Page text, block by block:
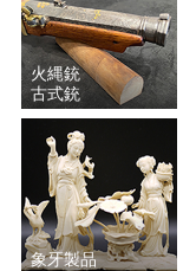
火縄銃
古式銃
象牙製品